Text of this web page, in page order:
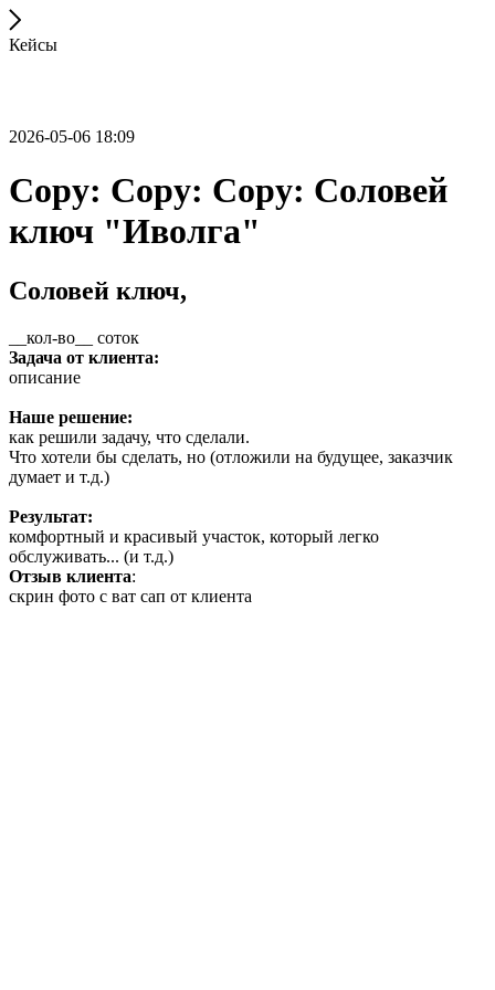
Кейсы
2026-05-06 18:09
Copy: Copy: Copy: Соловей
ключ "Иволга"
Соловей ключ,
__кол-во__ соток
Задача от клиента:
описание
Наше решение:
как решили задачу, что сделали.
Что хотели бы сделать, но (отложили на будущее, заказчик
думает и т.д.)
Результат:
комфортный и красивый участок, который легко
обслуживать... (и т.д.)
Отзыв клиента:
скрин фото с ват сап от клиента